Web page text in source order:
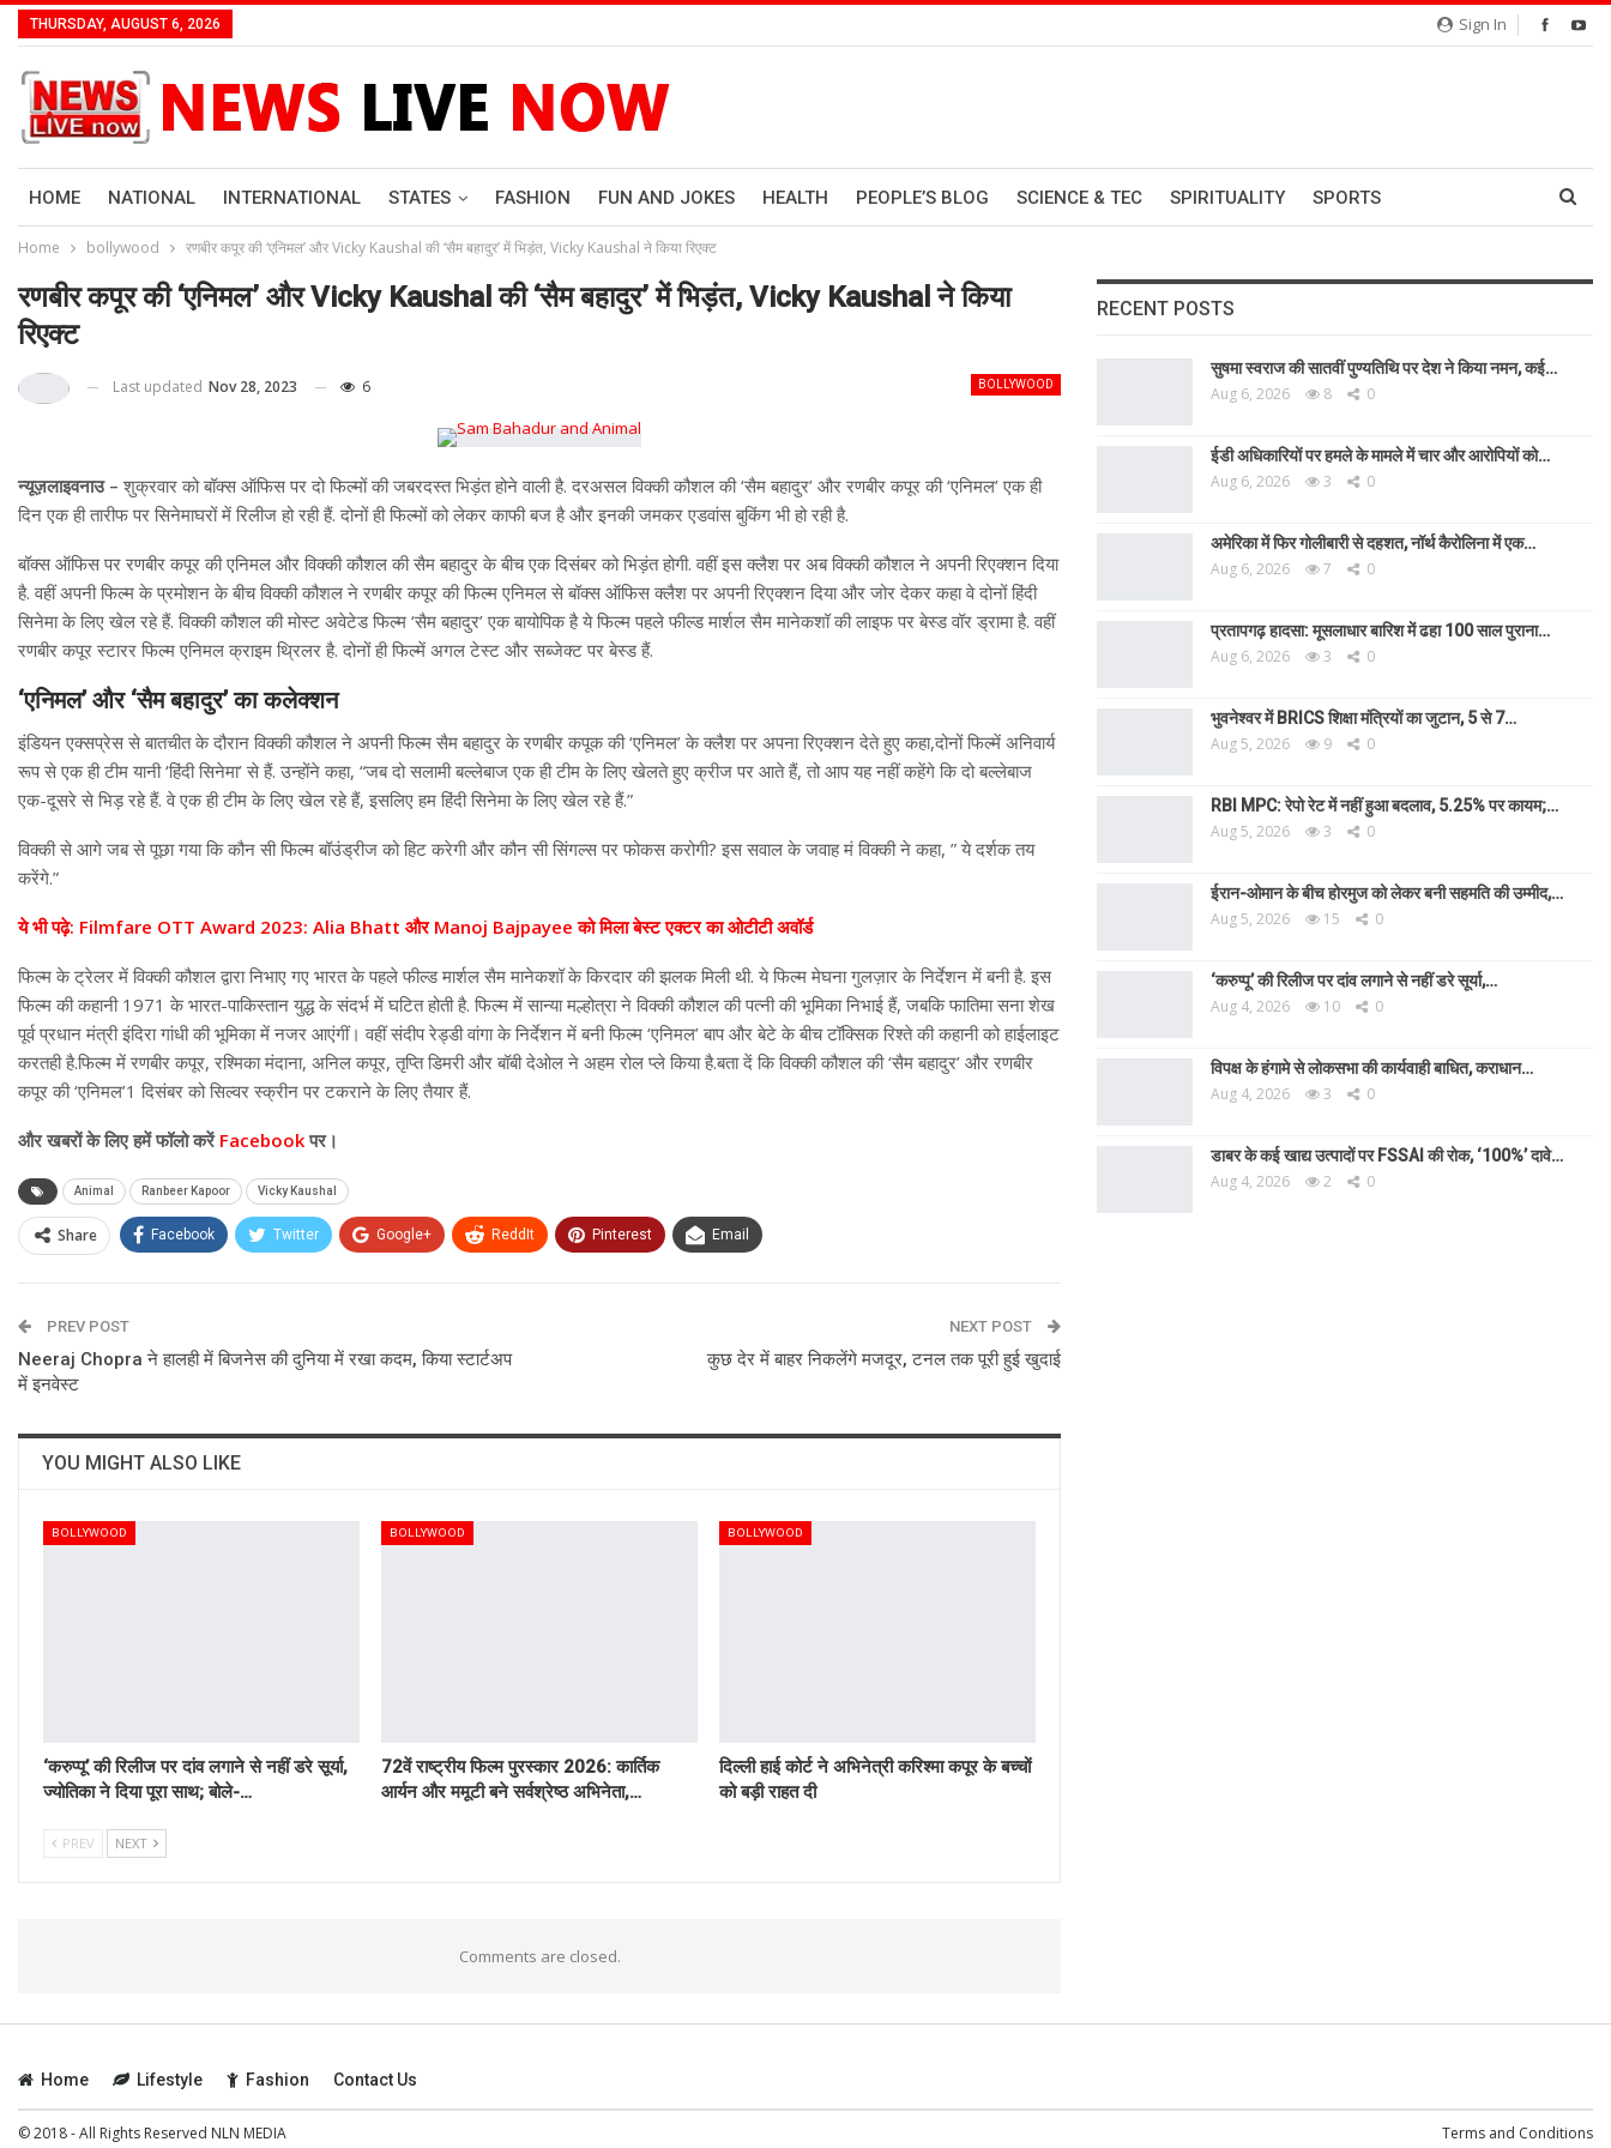
Sign In
THURSDAY, AUGUST 6, 2026
HOME NATIONAL INTERNATIONAL STATES FASHION FUN AND JOKES HEALTH PEOPLE’S BLOG SCIENCE & TEC SPIRITUALITY SPORTS
Home bollywood रणबीर कपूर की ‘एनिमल’ और Vicky Kaushal की ‘सैम बहादुर’ में भिड़ंत, Vicky Kaushal ने किया रिएक्ट
रणबीर कपूर की ‘एनिमल’ और Vicky Kaushal की ‘सैम बहादुर’ में भिड़ंत, Vicky Kaushal ने किया
रिएक्ट
BOLLYWOOD
Last updated Nov 28, 2023 6
न्यूज़लाइवनाउ –शुक्रवार को बॉक्स ऑफिस पर दो फिल्मों की जबरदस्त भिड़ंत होने वाली है. दरअसल विक्की कौशल की ‘सैम बहादुर’ और रणबीर कपूर की ‘एनिमल’ एक ही
दिन एक ही तारीफ पर सिनेमाघरों में रिलीज हो रही हैं. दोनों ही फिल्मों को लेकर काफी बज है और इनकी जमकर एडवांस बुकिंग भी हो रही है.
बॉक्स ऑफिस पर रणबीर कपूर की एनिमल और विक्की कौशल की सैम बहादुर के बीच एक दिसंबर को भिड़ंत होगी. वहीं इस क्लैश पर अब विक्की कौशल ने अपनी रिएक्शन दिया
है. वहीं अपनी फिल्म के प्रमोशन के बीच विक्की कौशल ने रणबीर कपूर की फिल्म एनिमल से बॉक्स ऑफिस क्लैश पर अपनी रिएक्शन दिया और जोर देकर कहा वे दोनों हिंदी
सिनेमा के लिए खेल रहे हैं. विक्की कौशल की मोस्ट अवेटेड फिल्म ‘सैम बहादुर’ एक बायोपिक है ये फिल्म पहले फील्ड मार्शल सैम मानेकशॉ की लाइफ पर बेस्ड वॉर ड्रामा है. वहीं
रणबीर कपूर स्टारर फिल्म एनिमल क्राइम थ्रिलर है. दोनों ही फिल्में अगल टेस्ट और सब्जेक्ट पर बेस्ड हैं.
‘एनिमल’ और ‘सैम बहादुर’ का कलेक्शन
इंडियन एक्सप्रेस से बातचीत के दौरान विक्की कौशल ने अपनी फिल्म सैम बहादुर के रणबीर कपूक की ‘एनिमल’ के क्लैश पर अपना रिएक्शन देते हुए कहा,दोनों फिल्में अनिवार्य
रूप से एक ही टीम यानी ‘हिंदी सिनेमा’ से हैं. उन्होंने कहा, “जब दो सलामी बल्लेबाज एक ही टीम के लिए खेलते हुए क्रीज पर आते हैं, तो आप यह नहीं कहेंगे कि दो बल्लेबाज
एक-दूसरे से भिड़ रहे हैं. वे एक ही टीम के लिए खेल रहे हैं, इसलिए हम हिंदी सिनेमा के लिए खेल रहे हैं.”
विक्की से आगे जब से पूछा गया कि कौन सी फिल्म बॉउंड्रीज को हिट करेगी और कौन सी सिंगल्स पर फोकस करोगी? इस सवाल के जवाह मं विक्की ने कहा, ” ये दर्शक तय
करेंगे.”
ये भी पढ़े: Filmfare OTT Award 2023: Alia Bhatt और Manoj Bajpayee को मिला बेस्ट एक्टर का ओटीटी अवॉर्ड
फिल्म के ट्रेलर में विक्की कौशल द्वारा निभाए गए भारत के पहले फील्ड मार्शल सैम मानेकशॉ के किरदार की झलक मिली थी. ये फिल्म मेघना गुलज़ार के निर्देशन में बनी है. इस
फिल्म की कहानी 1971 के भारत-पाकिस्तान युद्ध के संदर्भ में घटित होती है. फिल्म में सान्या मल्होत्रा ​​ने विक्की कौशल की पत्नी की भूमिका निभाई हैं, जबकि फातिमा सना शेख
पूर्व प्रधान मंत्री इंदिरा गांधी की भूमिका में नजर आएंगीं। वहीं संदीप रेड्डी वांगा के निर्देशन में बनी फिल्म ‘एनिमल’ बाप और बेटे के बीच टॉक्सिक रिश्ते की कहानी को हाईलाइट
करतही है.फिल्म में रणबीर कपूर, रश्मिका मंदाना, अनिल कपूर, तृप्ति डिमरी और बॉबी देओल ने अहम रोल प्ले किया है.बता दें कि विक्की कौशल की ‘सैम बहादुर’ और रणबीर
कपूर की ‘एनिमल’1 दिसंबर को सिल्वर स्क्रीन पर टकराने के लिए तैयार हैं.
औरखबरों के लिए हमें फॉलो करेंFacebookपर।
Animal Ranbeer Kapoor Vicky Kaushal
Share Facebook Twitter Google+ ReddIt Pinterest Email
PREV POST
Neeraj Chopra ने हालही में बिजनेस की दुनिया में रखा कदम, किया स्टार्टअप
में इनवेस्ट
NEXT POST
कुछ देर में बाहर निकलेंगे मजदूर, टनल तक पूरी हुई खुदाई
YOU MIGHT ALSO LIKE
BOLLYWOOD
‘करुप्पू’ की रिलीज पर दांव लगाने से नहीं डरे सूर्या,
ज्योतिका ने दिया पूरा साथ; बोले-…
BOLLYWOOD
72वें राष्ट्रीय फिल्म पुरस्कार 2026: कार्तिक
आर्यन और ममूटी बने सर्वश्रेष्ठ अभिनेता,…
BOLLYWOOD
दिल्ली हाई कोर्ट ने अभिनेत्री करिश्मा कपूर के बच्चों
को बड़ी राहत दी
PREV NEXT
Comments are closed.
RECENT POSTS
सुषमा स्वराज की सातवीं पुण्यतिथि पर देश ने किया नमन, कई…
Aug 6, 2026 8 0
ईडी अधिकारियों पर हमले के मामले में चार और आरोपियों को…
Aug 6, 2026 3 0
अमेरिका में फिर गोलीबारी से दहशत, नॉर्थ कैरोलिना में एक…
Aug 6, 2026 7 0
प्रतापगढ़ हादसा: मूसलाधार बारिश में ढहा 100 साल पुराना…
Aug 6, 2026 3 0
भुवनेश्वर में BRICS शिक्षा मंत्रियों का जुटान, 5 से 7…
Aug 5, 2026 9 0
RBI MPC: रेपो रेट में नहीं हुआ बदलाव, 5.25% पर कायम;…
Aug 5, 2026 3 0
ईरान-ओमान के बीच होरमुज को लेकर बनी सहमति की उम्मीद,…
Aug 5, 2026 15 0
‘करुप्पू’ की रिलीज पर दांव लगाने से नहीं डरे सूर्या,…
Aug 4, 2026 10 0
विपक्ष के हंगामे से लोकसभा की कार्यवाही बाधित, कराधान…
Aug 4, 2026 3 0
डाबर के कई खाद्य उत्पादों पर FSSAI की रोक, ‘100%’ दावे…
Aug 4, 2026 2 0
Home Lifestyle Fashion Contact Us
© 2018 - All Rights Reserved NLN MEDIA Terms and Conditions